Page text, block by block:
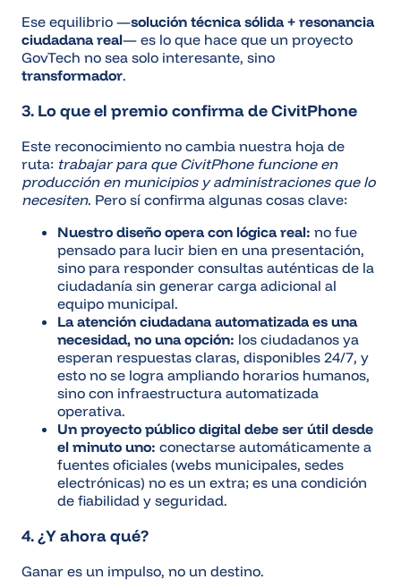
Ese equilibrio —solución técnica sólida + resonancia
ciudadana real— es lo que hace que un proyecto
GovTech no sea solo interesante, sino
transformador.
3. Lo que el premio confirma de CivitPhone
Este reconocimiento no cambia nuestra hoja de
ruta: trabajar para que CivitPhone funcione en
producción en municipios y administraciones que lo
necesiten. Pero sí confirma algunas cosas clave:
Nuestro diseño opera con lógica real: no fue
pensado para lucir bien en una presentación,
sino para responder consultas auténticas de la
ciudadanía sin generar carga adicional al
equipo municipal.
La atención ciudadana automatizada es una
necesidad, no una opción: los ciudadanos ya
esperan respuestas claras, disponibles 24/7, y
esto no se logra ampliando horarios humanos,
sino con infraestructura automatizada
operativa.
Un proyecto público digital debe ser útil desde
el minuto uno: conectarse automáticamente a
fuentes oficiales (webs municipales, sedes
electrónicas) no es un extra; es una condición
de fiabilidad y seguridad.
4. ¿Y ahora qué?
Ganar es un impulso, no un destino.